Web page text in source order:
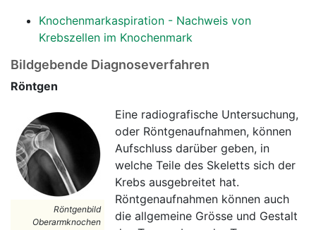
Knochenmarkaspiration - Nachweis von
Krebszellen im Knochenmark
Bildgebende Diagnoseverfahren
Röntgen
Röntgenbild
Oberarmknochen
Eine radiografische Untersuchung,
oder Röntgenaufnahmen, können
Aufschluss darüber geben, in
welche Teile des Skeletts sich der
Krebs ausgebreitet hat.
Röntgenaufnahmen können auch
die allgemeine Grösse und Gestalt